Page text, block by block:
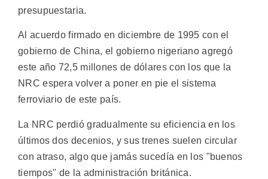
presupuestaria.
Al acuerdo firmado en diciembre de 1995 con el
gobierno de China, el gobierno nigeriano agregó
este año 72,5 millones de dólares con los que la
NRC espera volver a poner en pie el sistema
ferroviario de este país.
La NRC perdió gradualmente su eficiencia en los
últimos dos decenios, y sus trenes suelen circular
con atraso, algo que jamás sucedía en los "buenos
tiempos" de la administración británica.